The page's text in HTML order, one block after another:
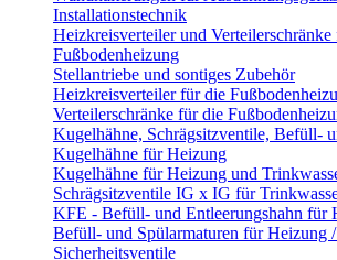
Installationstechnik
Heizkreisverteiler und Verteilerschränke
Fußbodenheizung
Stellantriebe und sontiges Zubehör
Heizkreisverteiler für die
Verteilerschränke für die
Kugelhähne, Schrägsitzventile, Befüll-
Kugelhähne für Heizung
Kugelhähne für Heizung und
Schrägsitzventile IG x IG für
KFE - Befüll- und Entleerungshahn für
Befüll- und Spülarmaturen für Heizung
Sicherheitsventile